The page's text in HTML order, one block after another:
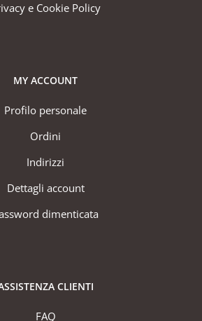
e Cookie Policy
MY ACCOUNT
Profilo personale
Ordini
Indirizzi
Dettagli account
dimenticata
CLIENTI
FAQ